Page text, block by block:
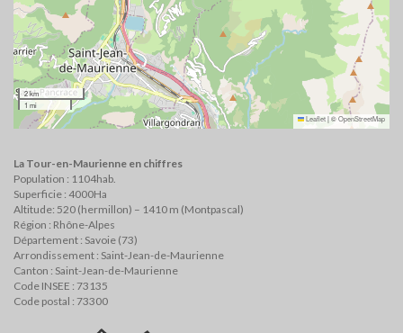
2 km
1 mi
Leaflet|©OpenStreetMap
La Tour-en-Maurienne en chiffres
Population : 1104hab.
Superficie : 4000Ha
Altitude: 520 (hermillon) – 1410 m (Montpascal)
Région : Rhône-Alpes
Département : Savoie (73)
Arrondissement : Saint-Jean-de-Maurienne
Canton : Saint-Jean-de-Maurienne
Code INSEE : 73135
Code postal : 73300